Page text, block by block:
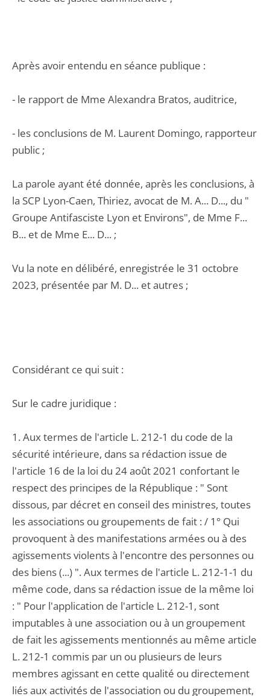
Après avoir entendu en séance publique :
- le rapport de Mme Alexandra Bratos, auditrice,
- les conclusions de M. Laurent Domingo, rapporteur
public ;
La parole ayant été donnée, après les conclusions, à
la SCP Lyon-Caen, Thiriez, avocat de M. A... D..., du "
Groupe Antifasciste Lyon et Environs", de Mme F...
B... et de Mme E... D... ;
Vu la note en délibéré, enregistrée le 31 octobre
2023, présentée par M. D... et autres ;
Considérant ce qui suit :
Sur le cadre juridique :
1. Aux termes de l'article L. 212-1 du code de la
sécurité intérieure, dans sa rédaction issue de
l'article 16 de la loi du 24 août 2021 confortant le
respect des principes de la République : " Sont
dissous, par décret en conseil des ministres, toutes
les associations ou groupements de fait : / 1° Qui
provoquent à des manifestations armées ou à des
agissements violents à l'encontre des personnes ou
des biens (...) ". Aux termes de l'article L. 212-1-1 du
même code, dans sa rédaction issue de la même loi
: " Pour l'application de l'article L. 212-1, sont
imputables à une association ou à un groupement
de fait les agissements mentionnés au même article
L. 212-1 commis par un ou plusieurs de leurs
membres agissant en cette qualité ou directement
liés aux activités de l'association ou du groupement,